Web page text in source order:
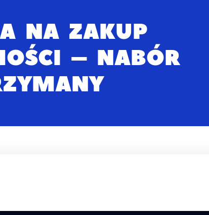
NA ZAKUP
– NABÓR